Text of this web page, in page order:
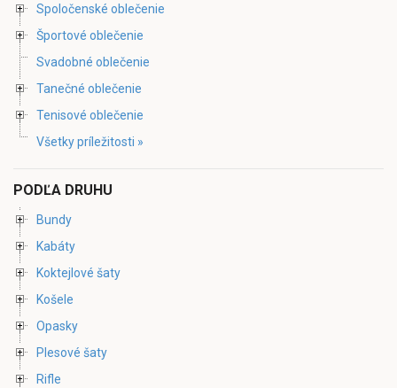
Spoločenské oblečenie
Športové oblečenie
Svadobné oblečenie
Tanečné oblečenie
Tenisové oblečenie
Všetky príležitosti »
PODĽA DRUHU
Bundy
Kabáty
Koktejlové šaty
Košele
Opasky
Plesové šaty
Rifle